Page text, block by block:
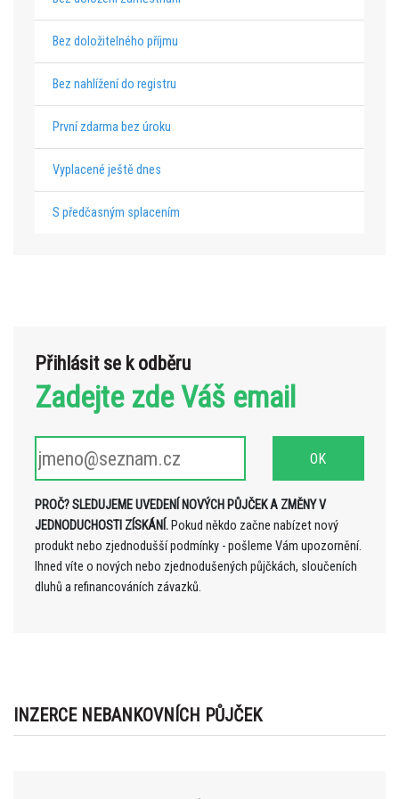
Bez doložitelného příjmu
Bez nahlížení do registru
První zdarma bez úroku
Vyplacené ještě dnes
S předčasným splacením
Přihlásit se k odběru
Zadejte zde Váš email
PROČ? SLEDUJEME UVEDENÍ NOVÝCH PŮJČEK A ZMĚNY V
JEDNODUCHOSTI ZÍSKÁNÍ. Pokud někdo začne nabízet nový
produkt nebo zjednodušší podmínky - pošleme Vám upozornění.
Ihned víte o nových nebo zjednodušených půjčkách, sloučeních
dluhů a refinancováních závazků.
INZERCE NEBANKOVNÍCH PŮJČEK